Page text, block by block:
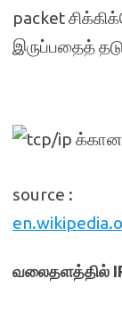
packet
இருப்பதைத்
source :
வலைதளத்தில்